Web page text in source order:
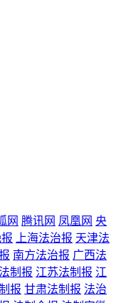
网 腾讯网 凤凰网 央
上海法治报 天津法
南方法治报 广西法
制报 江苏法制报 江
报 甘肃法制报 法治